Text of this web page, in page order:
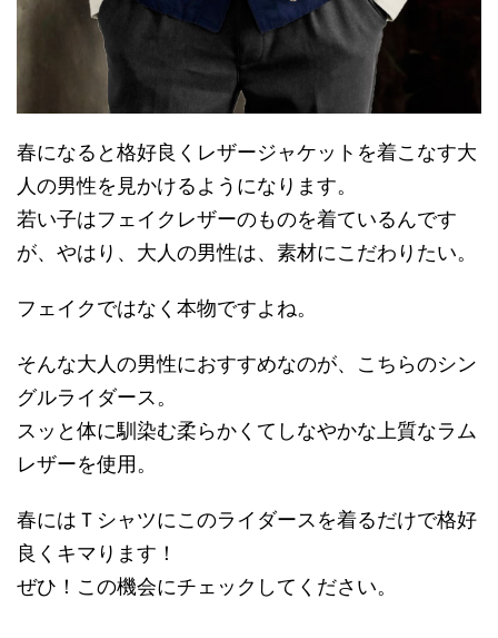
春になると格好良くレザージャケットを着こなす大
人の男性を見かけるようになります。
若い子はフェイクレザーのものを着ているんです
が、やはり、大人の男性は、素材にこだわりたい。
フェイクではなく本物ですよね。
そんな大人の男性におすすめなのが、こちらのシン
グルライダース。
スッと体に馴染む柔らかくてしなやかな上質なラム
レザーを使用。
春にはＴシャツにこのライダースを着るだけで格好
良くキマります！
ぜひ！この機会にチェックしてください。